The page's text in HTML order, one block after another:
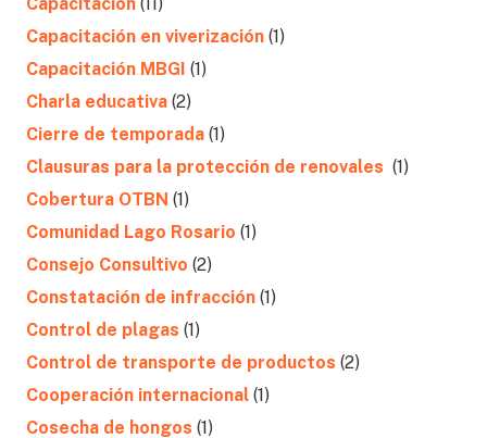
Capacitación en viverización (1)
Capacitación MBGI (1)
Charla educativa (2)
Cierre de temporada (1)
Clausuras para la protección de renovales (1)
Cobertura OTBN (1)
Comunidad Lago Rosario (1)
Consejo Consultivo (2)
Constatación de infracción (1)
Control de plagas (1)
Control de transporte de productos (2)
Cooperación internacional (1)
Cosecha de hongos (1)